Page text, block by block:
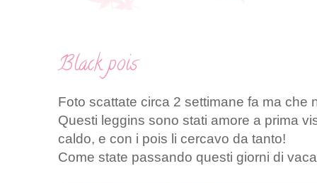
Black pois
Foto scattate circa 2 settimane fa ma che
Questi leggins sono stati amore a prima
caldo, e con i pois li cercavo da tanto!
Come state passando questi giorni di